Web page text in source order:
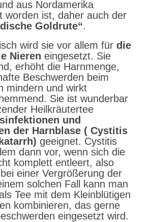
aus Nordamerika
worden ist, daher auch der
Goldrute“.
wird sie vor allem für die
Nieren eingesetzt. Sie
erhöht die Harnmenge,
Beschwerden beim
mindern und wirkt
Sie ist wunderbar
Heilkräutertee
und
der Harnblase ( Cystitis
geeignet. Cystitis
dann vor, wenn sich die
komplett entleert, also
einer Vergrößerung der
solchen Fall kann man
Tee mit dem Kleinblütigen
kombinieren, das gerne
eingesetzt wird.